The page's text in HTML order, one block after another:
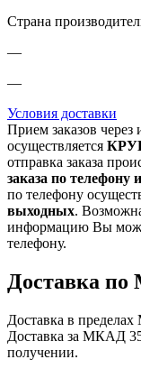
Страна
—
—
Условия доставки
Прием заказов через
осуществляется
отправка заказа
заказа по телефону
по телефону
выходных.
информацию Вы
телефону.
Доставка
Доставка в
Доставка за МКАД
получении.